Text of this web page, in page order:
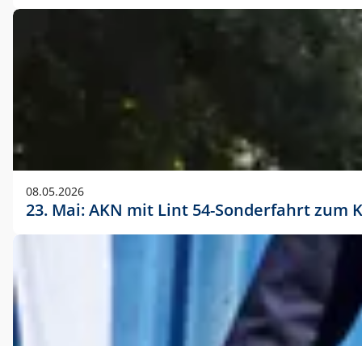
08.05.2026
23. Mai: AKN mit Lint 54-Sonderfahrt